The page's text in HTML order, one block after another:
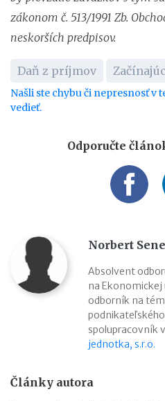
zákonom č. 513/1991 Zb.
neskorších predpisov.
Daň z príjmov
Našli ste chybu či nepresnosť v
vedieť.
Odporučte
Norbert
Absolvent
na Ekonomickej
odborník na
spolupracovník
jednotka, s.r.o.
Články autora